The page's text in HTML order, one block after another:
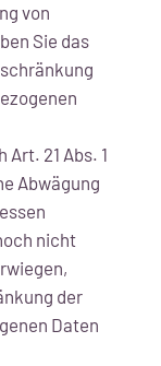
von
Sie das
21 Abs. 1
Abwägung
nicht
der
Daten